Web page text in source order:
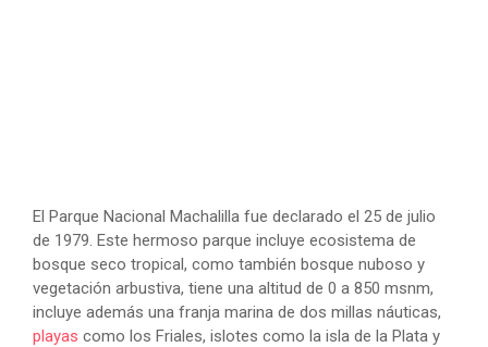
El Parque Nacional Machalilla fue declarado el 25 de julio
de 1979. Este hermoso parque incluye ecosistema de
bosque seco tropical, como también bosque nuboso y
vegetación arbustiva, tiene una altitud de 0 a 850 msnm,
incluye además una franja marina de dos millas náuticas,
playas como los Friales, islotes como la isla de la Plata y